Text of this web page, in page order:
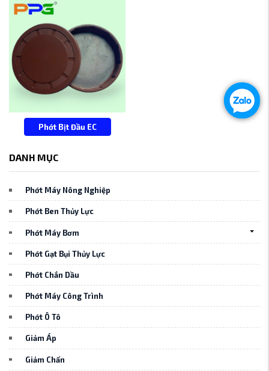
DANH MỤC
Phớt Máy Nông Nghiệp
Phớt Ben Thủy Lực
Phớt Máy Bơm
Phớt Gạt Bụi Thủy Lực
Phớt Chắn Dầu
Phớt Máy Công Trình
Phớt Ô Tô
Giảm Áp
Giảm Chấn
Phớt Bịt Đầu EC